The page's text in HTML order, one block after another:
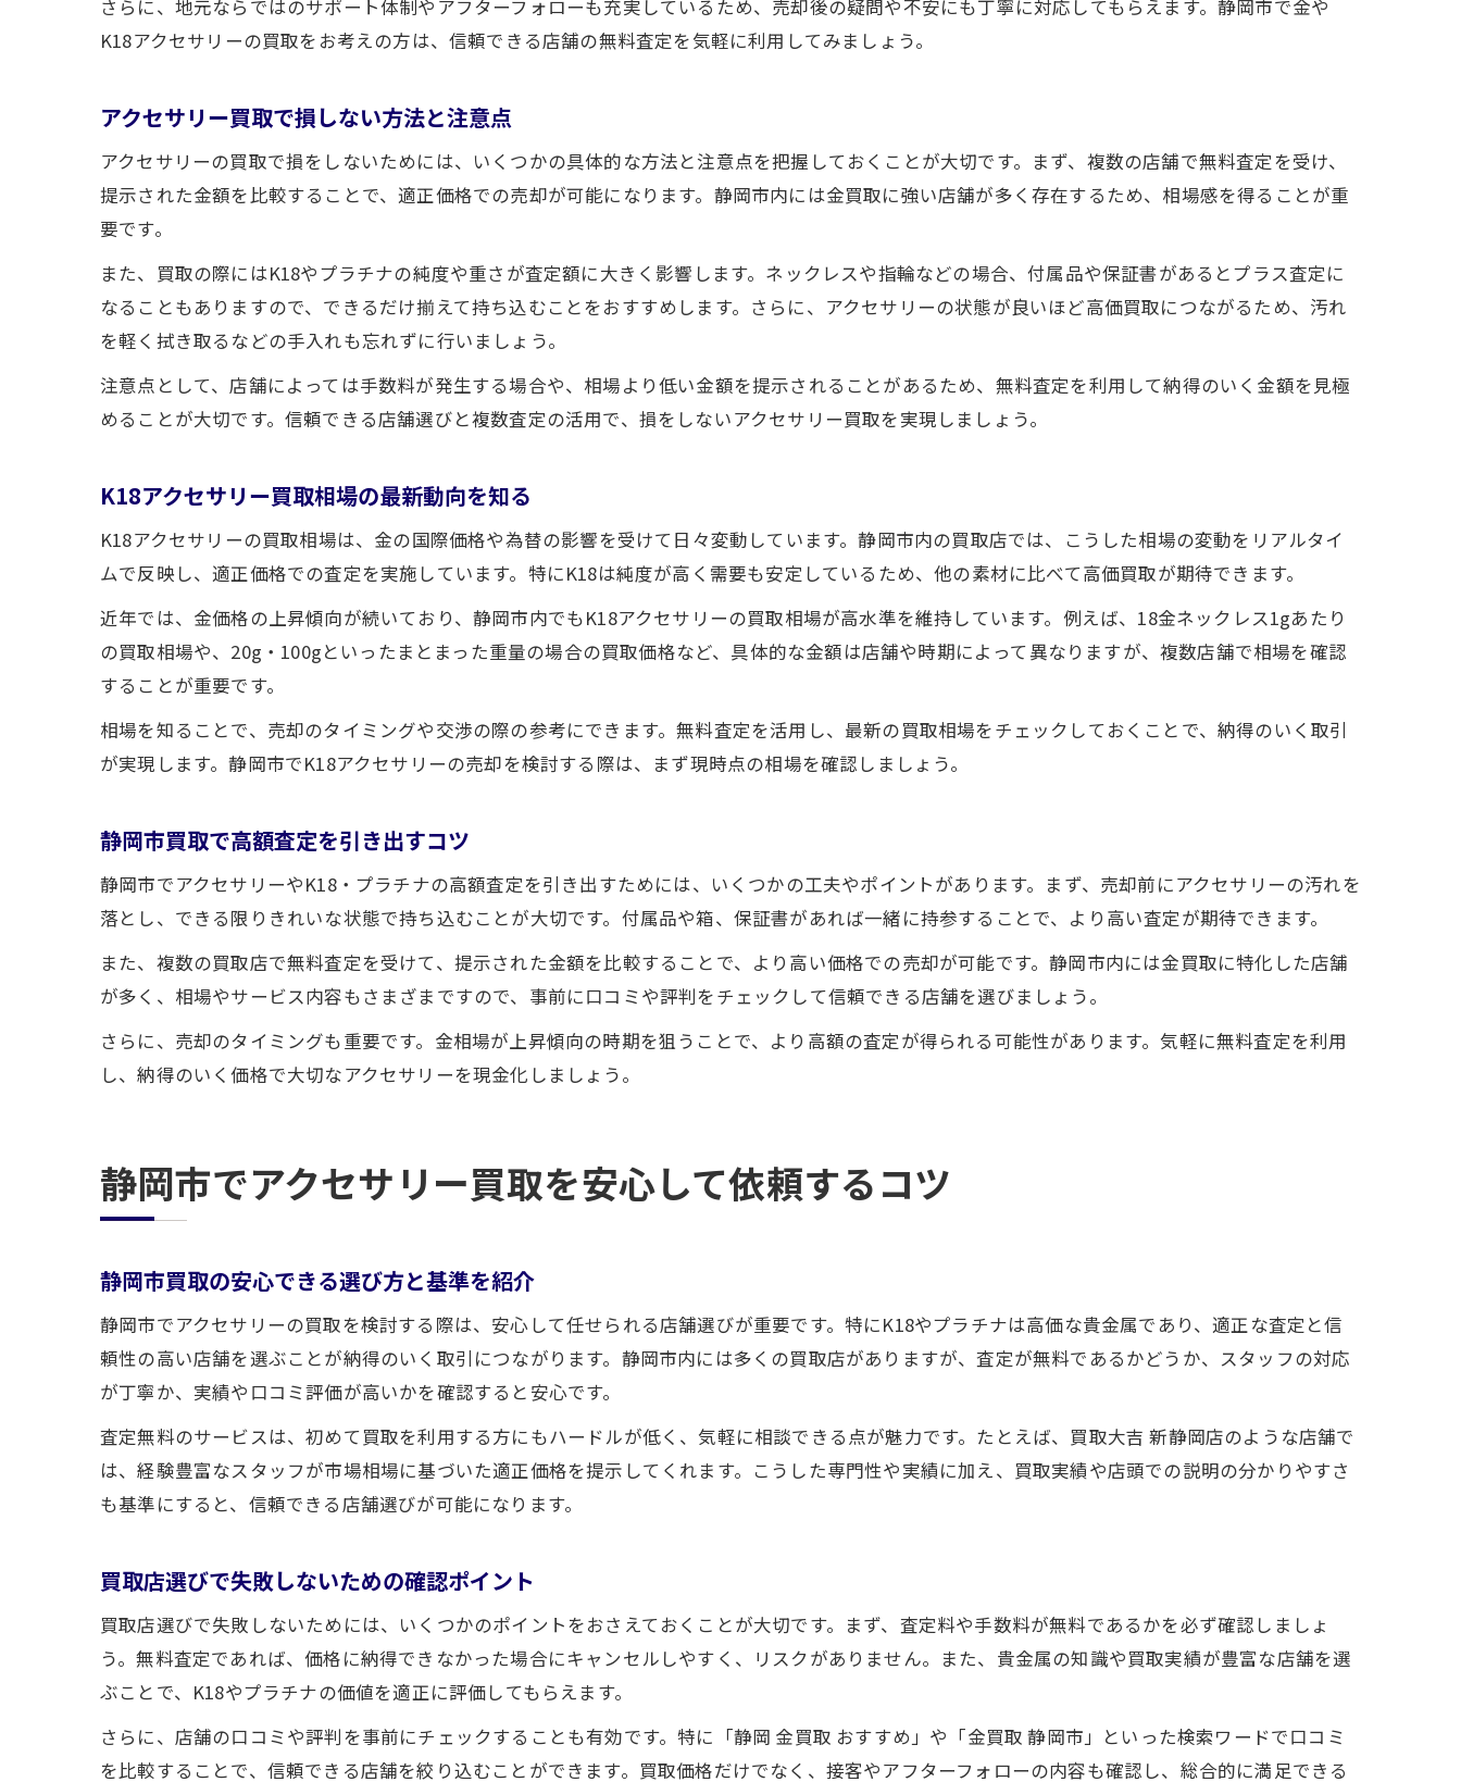
無料査定で知るK18プラチナ買取相場の特徴
現金化までのスムーズな流れと注意点を解説
さらに、地元ならではのサポート体制やアフターフォローも充実しているため、売却後の疑問や不安にも丁寧に対応してもらえます。静岡市で金や
K18アクセサリーの買取をお考えの方は、信頼できる店舗の無料査定を気軽に利用してみましょう。
アクセサリー買取で損しない方法と注意点
アクセサリーの買取で損をしないためには、いくつかの具体的な方法と注意点を把握しておくことが大切です。まず、複数の店舗で無料査定を受け、
提示された金額を比較することで、適正価格での売却が可能になります。静岡市内には金買取に強い店舗が多く存在するため、相場感を得ることが重
要です。
また、買取の際にはK18やプラチナの純度や重さが査定額に大きく影響します。ネックレスや指輪などの場合、付属品や保証書があるとプラス査定に
なることもありますので、できるだけ揃えて持ち込むことをおすすめします。さらに、アクセサリーの状態が良いほど高価買取につながるため、汚れ
を軽く拭き取るなどの手入れも忘れずに行いましょう。
注意点として、店舗によっては手数料が発生する場合や、相場より低い金額を提示されることがあるため、無料査定を利用して納得のいく金額を見極
めることが大切です。信頼できる店舗選びと複数査定の活用で、損をしないアクセサリー買取を実現しましょう。
K18アクセサリー買取相場の最新動向を知る
K18アクセサリーの買取相場は、金の国際価格や為替の影響を受けて日々変動しています。静岡市内の買取店では、こうした相場の変動をリアルタイ
ムで反映し、適正価格での査定を実施しています。特にK18は純度が高く需要も安定しているため、他の素材に比べて高価買取が期待できます。
近年では、金価格の上昇傾向が続いており、静岡市内でもK18アクセサリーの買取相場が高水準を維持しています。例えば、18金ネックレス1gあたり
の買取相場や、20g・100gといったまとまった重量の場合の買取価格など、具体的な金額は店舗や時期によって異なりますが、複数店舗で相場を確認
することが重要です。
相場を知ることで、売却のタイミングや交渉の際の参考にできます。無料査定を活用し、最新の買取相場をチェックしておくことで、納得のいく取引
が実現します。静岡市でK18アクセサリーの売却を検討する際は、まず現時点の相場を確認しましょう。
静岡市買取で高額査定を引き出すコツ
静岡市でアクセサリーやK18・プラチナの高額査定を引き出すためには、いくつかの工夫やポイントがあります。まず、売却前にアクセサリーの汚れを
落とし、できる限りきれいな状態で持ち込むことが大切です。付属品や箱、保証書があれば一緒に持参することで、より高い査定が期待できます。
また、複数の買取店で無料査定を受けて、提示された金額を比較することで、より高い価格での売却が可能です。静岡市内には金買取に特化した店舗
が多く、相場やサービス内容もさまざまですので、事前に口コミや評判をチェックして信頼できる店舗を選びましょう。
さらに、売却のタイミングも重要です。金相場が上昇傾向の時期を狙うことで、より高額の査定が得られる可能性があります。気軽に無料査定を利用
し、納得のいく価格で大切なアクセサリーを現金化しましょう。
静岡市でアクセサリー買取を安心して依頼するコツ
静岡市買取の安心できる選び方と基準を紹介
静岡市でアクセサリーの買取を検討する際は、安心して任せられる店舗選びが重要です。特にK18やプラチナは高価な貴金属であり、適正な査定と信
頼性の高い店舗を選ぶことが納得のいく取引につながります。静岡市内には多くの買取店がありますが、査定が無料であるかどうか、スタッフの対応
が丁寧か、実績や口コミ評価が高いかを確認すると安心です。
査定無料のサービスは、初めて買取を利用する方にもハードルが低く、気軽に相談できる点が魅力です。たとえば、買取大吉 新静岡店のような店舗で
は、経験豊富なスタッフが市場相場に基づいた適正価格を提示してくれます。こうした専門性や実績に加え、買取実績や店頭での説明の分かりやすさ
も基準にすると、信頼できる店舗選びが可能になります。
買取店選びで失敗しないための確認ポイント
買取店選びで失敗しないためには、いくつかのポイントをおさえておくことが大切です。まず、査定料や手数料が無料であるかを必ず確認しましょ
う。無料査定であれば、価格に納得できなかった場合にキャンセルしやすく、リスクがありません。また、貴金属の知識や買取実績が豊富な店舗を選
ぶことで、K18やプラチナの価値を適正に評価してもらえます。
さらに、店舗の口コミや評判を事前にチェックすることも有効です。特に「静岡 金買取 おすすめ」や「金買取 静岡市」といった検索ワードで口コミ
を比較することで、信頼できる店舗を絞り込むことができます。買取価格だけでなく、接客やアフターフォローの内容も確認し、総合的に満足できる